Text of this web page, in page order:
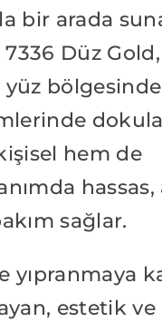
bir arada
7336 Düz
hem de
hassas,
sağlar.
yıpranmaya
estetik ve